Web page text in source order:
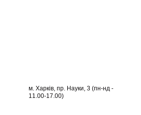
м. Харків, пр. Науки, 3 (пн-нд -
11.00-17.00)